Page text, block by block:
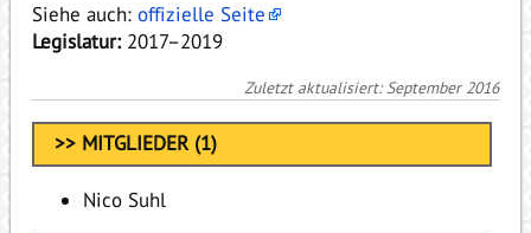
Siehe auch: offizielle Seite
Legislatur:2017–2019
Zuletzt aktualisiert: September 2016
>> MITGLIEDER (1)
Nico Suhl